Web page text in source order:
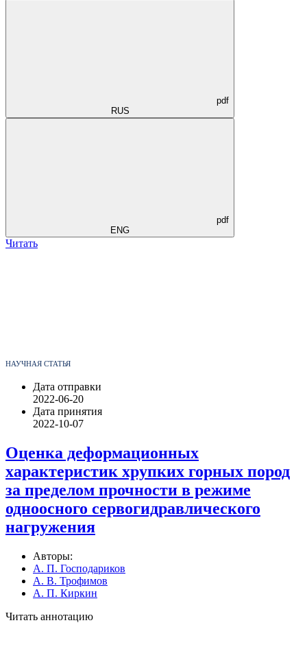
pdf
RUS
pdf
ENG
Читать
НАУЧНАЯ СТАТЬЯ
Дата отправки
2022-06-20
Дата принятия
2022-10-07
Оценка деформационных
характеристик хрупких горных пород
за пределом прочности в режиме
одноосного сервогидравлического
нагружения
Авторы:
А. П. Господариков
А. В. Трофимов
А. П. Киркин
Читать аннотацию